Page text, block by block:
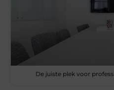
De juiste plek voor